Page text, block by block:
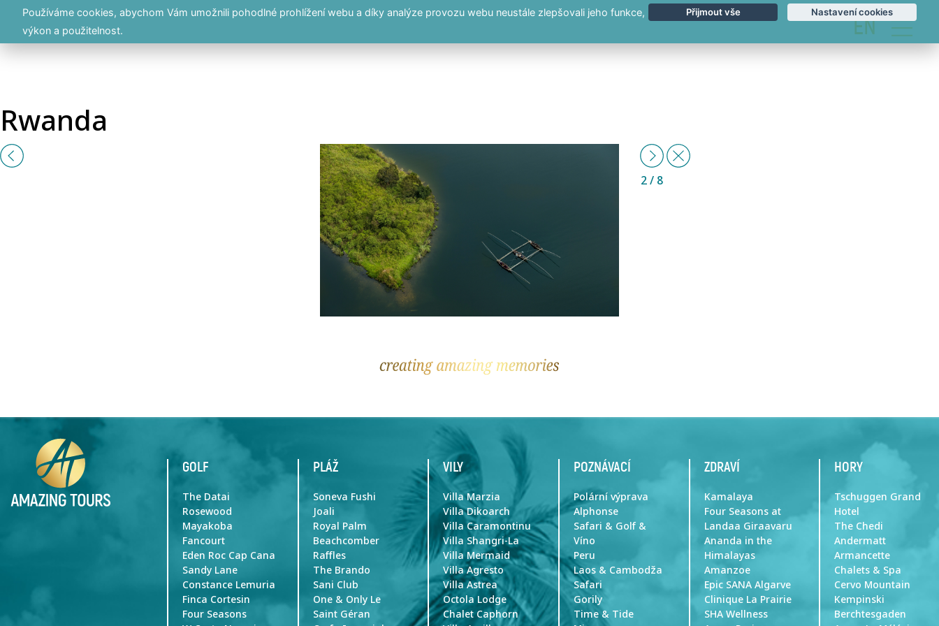
EN
Rwanda
Previous
Další
2/ 8
Zpět
GOLF
The Datai
Rosewood
Mayakoba
Fancourt
Eden Roc Cap Cana
Sandy Lane
Constance Lemuria
Finca Cortesin
Four Seasons
PLÁŽ
Soneva Fushi
Joali
Royal Palm
Beachcomber
Raffles
The Brando
Sani Club
One & Only Le
Saint Géran
VILY
Villa Marzia
Villa Dikoarch
Villa Caramontinu
Villa Shangri-La
Villa Mermaid
Villa Agresto
Villa Astrea
Octola Lodge
Chalet Caphorn
POZNÁVACÍ
Polární výprava
Alphonse
Safari & Golf &
Víno
Peru
Laos & Cambodža
Safari
Gorily
Time & Tide
ZDRAVÍ
Kamalaya
Four Seasons at
Landaa Giraavaru
Ananda in the
Himalayas
Amanzoe
Epic SANA Algarve
Clinique La Prairie
SHA Wellness
HORY
Tschuggen Grand
Hotel
The Chedi
Andermatt
Armancette
Chalets & Spa
Cervo Mountain
Kempinski
Berchtesgaden
Používáme cookies, abychom Vám umožnili pohodlné prohlížení webu a díky analýze provozu webu neustále zlepšovali jeho funkce,
výkon a použitelnost.
Přijmout vše Nastavení cookies